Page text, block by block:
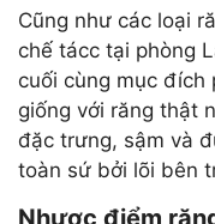
Cũng như các loại
chế tácc tại phòng
cuối cùng mục đích
giống với răng thật
đặc trưng, sậm và
toàn sứ bởi lõi bên
Nhược điểm